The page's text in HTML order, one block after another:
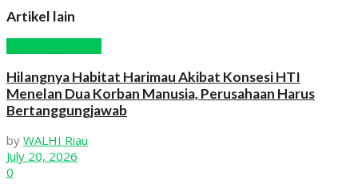
Artikel lain
Hilangnya Habitat Harimau Akibat Konsesi HTI
Menelan Dua Korban Manusia, Perusahaan Harus
Bertanggungjawab
by WALHI Riau
July 20, 2026
0